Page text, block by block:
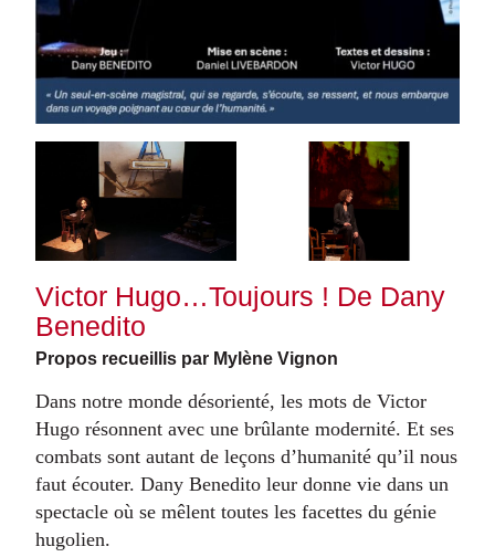
Victor Hugo…Toujours ! De Dany
Benedito
Propos recueillis par Mylène Vignon
Dans notre monde désorienté, les mots de Victor
Hugo résonnent avec une brûlante modernité. Et ses
combats sont autant de leçons d’humanité qu’il nous
faut écouter. Dany Benedito leur donne vie dans un
spectacle où se mêlent toutes les facettes du génie
hugolien.